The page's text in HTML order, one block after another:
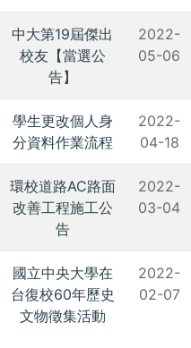
中大第19屆傑出
校友【當選公
告】
2022-
05-06
學生更改個人身
分資料作業流程
2022-
04-18
環校道路AC路面
改善工程施工公
告
2022-
03-04
國立中央大學在
台復校60年歷史
文物徵集活動
2022-
02-07